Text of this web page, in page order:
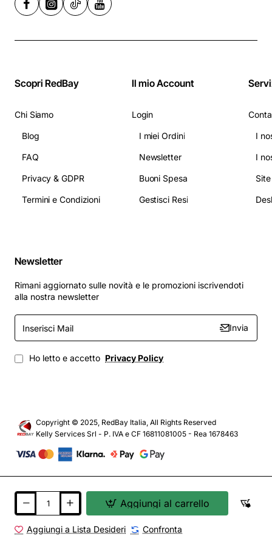
Aggiungi al carrello
Aggiungi a Lista Desideri Confronta
Scopri RedBay
Chi Siamo
Blog
FAQ
Privacy & GDPR
Termini e Condizioni
Il mio Account
Login
I miei Ordini
Newsletter
Buoni Spesa
Gestisci Resi
I
I
Newsletter
Rimani aggiornato sulle novità e le promozioni iscrivendoti
alla nostra newsletter
Inserisci
Mail
Invia
Ho letto e accetto Privacy Policy
Copyright © 2025, RedBay Italia, All Rights Reserved
Kelly Services Srl - P. IVA e CF 16811081005 - Rea 1678463